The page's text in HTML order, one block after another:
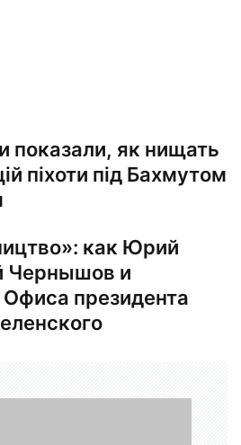
показали, як нищать
піхоти під Бахмутом
как Юрий
Чернышов и
президента